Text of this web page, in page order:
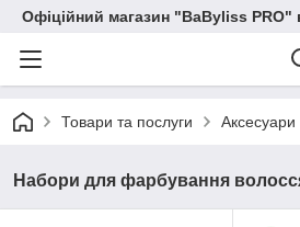
Офіційний магазин "BaByliss PRO"
Товари та послуги Аксесуари
Набори для фарбування